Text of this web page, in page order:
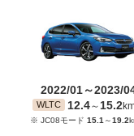
2022/01～2023/
WLTC 12.4～ 15.2
※ JC08モード 15.1 ～19.2